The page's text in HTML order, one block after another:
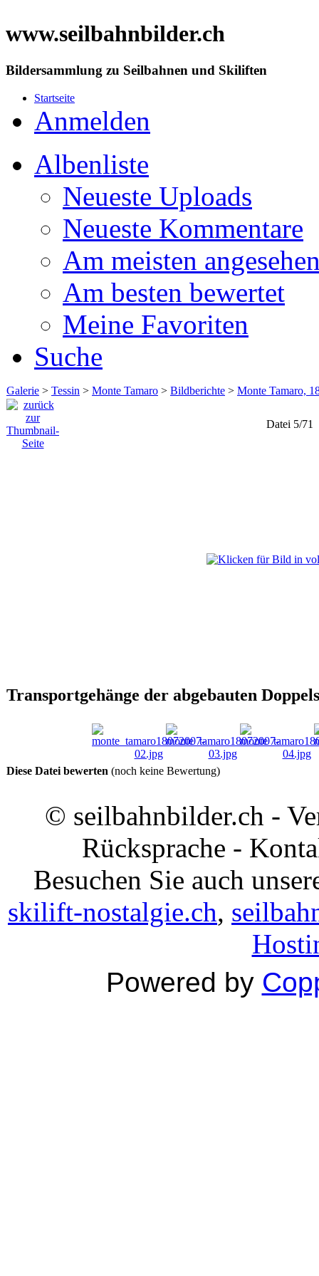
www.seilbahnbilder.ch
Bildersammlung zu Seilbahnen und Skiliften
Startseite
Anmelden
Albenliste
Neueste Uploads
Neueste Kommentare
Am meisten
Am besten bewertet
Meine Favoriten
Suche
Galerie > Tessin > Monte Tamaro > Bildberichte > Monte Tamaro,
Datei 5/71
Transportgehänge der abgebauten
Diese Datei bewerten (noch keine Bewertung)
© seilbahnbilder.ch -
Rücksprache -
Besuchen Sie auch
skilift-nostalgie.ch,
Powered by